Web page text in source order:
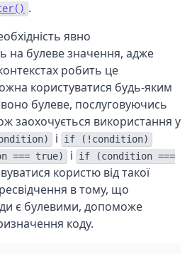
.
явно
на булеве значення, адже
робить це
користуватися будь-яким
булеве, послуговуючись
заохочується використання у
і if (!condition)
=== true) і
if (condition ===
користю від такої
в тому, що
є булевими, допоможе
коду.